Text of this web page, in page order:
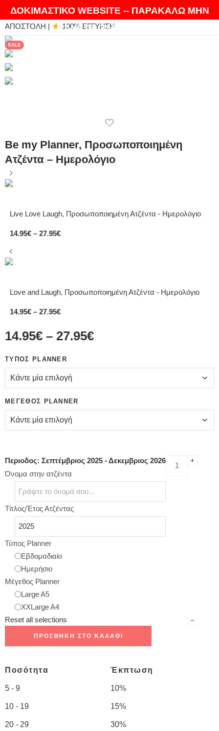
ΔΟΚΙΜΑΣΤΙΚΟ WEBSITE -- ΠΑΡΑΚΑΛΩ ΜΗΝ
ΚΑΝΕΤΕ ΠΑΡΑΓΓΕΛΙΕΣ
ΘΑ ΛΑΤΡΕΨΕΤΕ ΤΑ ΠΡΟΪΟΝΤΑ ΜΑΣ | EXPRESS
ΑΠΟΣΤΟΛΗ | 100% ΕΓΓΥΗΣΗ
SALE
Be my Planner, Προσωποποιημένη
Ατζέντα – Ημερολόγιο
Live Love Laugh, Προσωποποιημένη Ατζέντα - Ημερολόγιο
14.95€ – 27.95€
Love and Laugh, Προσωποποιημένη Ατζέντα - Ημερολόγιο
14.95€ – 27.95€
14.95€ – 27.95€
ΤΎΠΟΣ PLANNER
ΜΈΓΕΘΟΣ PLANNER
Περιοδος: Σεπτέμβριος 2025 - Δεκεμβριος 2026
Όνομα στην ατζέντα
Τίτλος/Έτος Ατζέντας
Τύπος Planner
Εβδομαδιαίο
Ημερήσιο
Μέγεθος Planner
Large A5
XXLarge A4
Reset all selections
ΠΡΟΣΘΉΚΗ ΣΤΟ ΚΑΛΆΘΙ
Ποσότητα Έκπτωση
5 - 9 10%
10 - 19 15%
20 - 29 30%